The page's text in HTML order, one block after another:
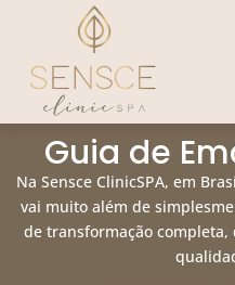
Guia de
Na Sensce ClinicSPA, em
vai muito além de
de transformação